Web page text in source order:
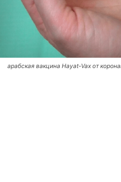
арабская вакцина Hayat-Vax от